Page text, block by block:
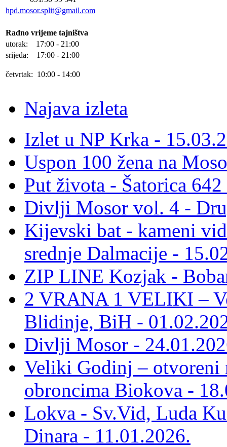
hpd.mosor.split@gmail.com
Radno vrijeme tajništva
utorak: 17:00 - 21:00
srijeda: 17:00 - 21:00
četvrtak: 10:00 - 14:00
Najava izleta
Izlet u NP Krka -
Uspon 100 žena na
Put života - Šatorica
Divlji Mosor vol. 4 -
Kijevski bat - kameni
srednje Dalmacije -
ZIP LINE Kozjak -
2 VRANA 1 VELIKI –
Blidinje, BiH -
Divlji Mosor -
Veliki Godinj – otvoreni
obroncima Biokova -
Lokva - Sv.Vid, Luda
Dinara - 11.01.2026.